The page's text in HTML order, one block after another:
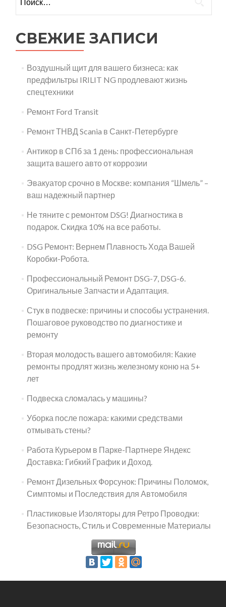
СВЕЖИЕ ЗАПИСИ
Воздушный щит для вашего бизнеса: как
предфильтры IRILIT NG продлевают жизнь
спецтехники
Ремонт Ford Transit
Ремонт ТНВД Scania в Санкт-Петербурге
Антикор в СПб за 1 день: профессиональная
защита вашего авто от коррозии
Эвакуатор срочно в Москве: компания “Шмель” –
ваш надежный партнер
Не тяните с ремонтом DSG! Диагностика в
подарок. Скидка 10% на все работы.
DSG Ремонт: Вернем Плавность Хода Вашей
Коробки-Робота.
Профессиональный Ремонт DSG-7, DSG-6.
Оригинальные Запчасти и Адаптация.
Стук в подвеске: причины и способы устранения.
Пошаговое руководство по диагностике и
ремонту
Вторая молодость вашего автомобиля: Какие
ремонты продлят жизнь железному коню на 5+
лет
Подвеска сломалась у машины?
Уборка после пожара: какими средствами
отмывать стены?
Работа Курьером в Парке-Партнере Яндекс
Доставка: Гибкий График и Доход.
Ремонт Дизельных Форсунок: Причины Поломок,
Симптомы и Последствия для Автомобиля
Пластиковые Изоляторы для Ретро Проводки:
Безопасность, Стиль и Современные Материалы